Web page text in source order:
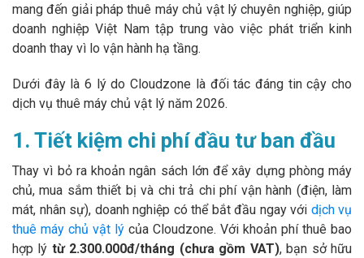
mang đến giải pháp thuê máy chủ vật lý chuyên nghiệp, giúp
doanh nghiệp Việt Nam tập trung vào việc phát triển kinh
doanh thay vì lo vận hành hạ tầng.
Dưới đây là 6 lý do Cloudzone là đối tác đáng tin cậy cho
dịch vụ thuê máy chủ vật lý năm 2026.
1. Tiết kiệm chi phí đầu tư ban đầu
Thay vì bỏ ra khoản ngân sách lớn để xây dựng phòng máy
chủ, mua sắm thiết bị và chi trả chi phí vận hành (điện, làm
mát, nhân sự), doanh nghiệp có thể bắt đầu ngay với dịch vụ
thuê máy chủ vật lý của Cloudzone. Với khoản phí thuê bao
hợp lý từ 2.300.000đ/tháng (chưa gồm VAT), bạn sở hữu